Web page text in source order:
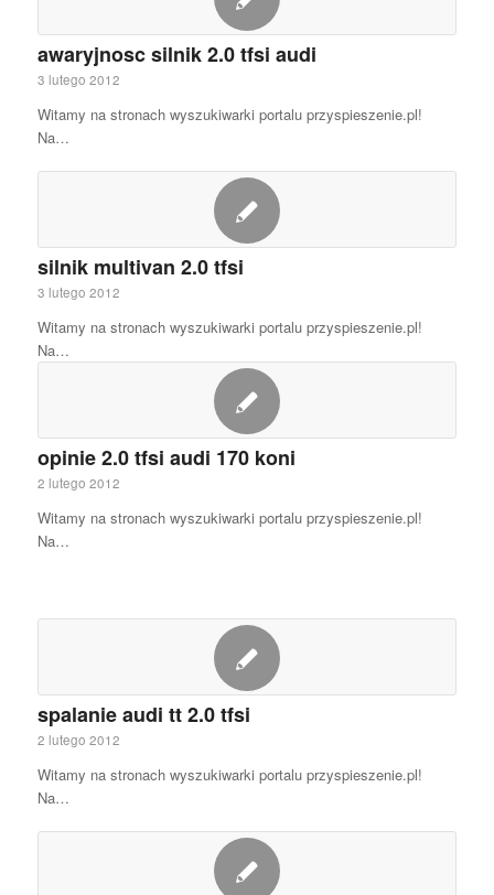
awaryjnosc silnik 2.0 tfsi audi
3 lutego 2012
Witamy na stronach wyszukiwarki portalu przyspieszenie.pl!
Na…
silnik multivan 2.0 tfsi
3 lutego 2012
Witamy na stronach wyszukiwarki portalu przyspieszenie.pl!
Na…
opinie 2.0 tfsi audi 170 koni
2 lutego 2012
Witamy na stronach wyszukiwarki portalu przyspieszenie.pl!
Na…
spalanie audi tt 2.0 tfsi
2 lutego 2012
Witamy na stronach wyszukiwarki portalu przyspieszenie.pl!
Na…